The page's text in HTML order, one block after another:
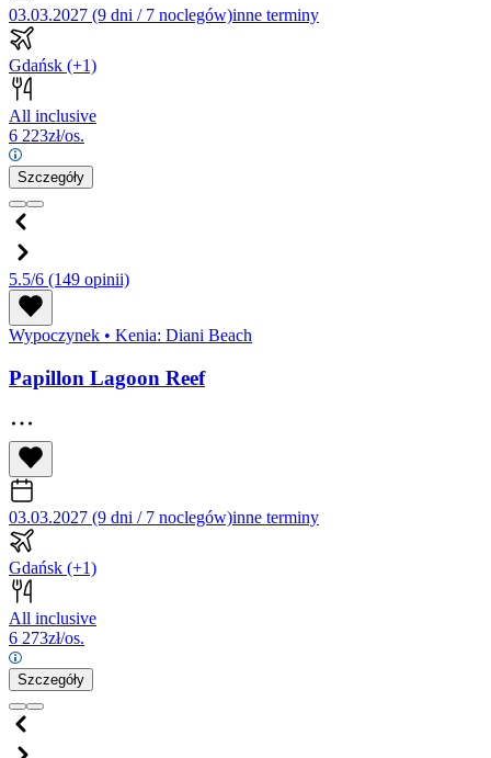
03.03.2027 (9 dni / 7 noclegów)inne terminy
Gdańsk (+1)
All inclusive
6 223zł/os.
Szczegóły
5.5/6 (149 opinii)
Wypoczynek • Kenia: Diani Beach
Papillon Lagoon Reef
03.03.2027 (9 dni / 7 noclegów)inne terminy
Gdańsk (+1)
All inclusive
6 273zł/os.
Szczegóły